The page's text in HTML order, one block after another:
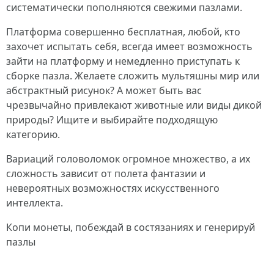
систематически пополняются свежими пазлами.
Платформа совершенно бесплатная, любой, кто
захочет испытать себя, всегда имеет возможность
зайти на платформу и немедленно приступать к
сборке пазла. Желаете сложить мультяшны мир или
абстрактный рисунок? А может быть вас
чрезвычайно привлекают животные или виды дикой
природы? Ищите и выбирайте подходящую
категорию.
Вариаций головоломок огромное множество, а их
сложность зависит от полета фантазии и
невероятных возможностях искусственного
интеллекта.
Копи монеты, побеждай в состязаниях и генерируй
пазлы